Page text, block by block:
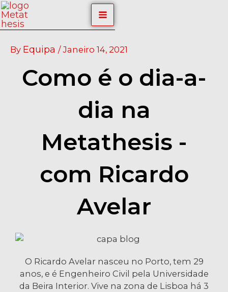
Skip
to
content
MAIN
MENU
By Equipa /Janeiro 14, 2021
Como é o dia-a-
dia na
Metathesis -
com Ricardo
Avelar
O Ricardo Avelar nasceu no Porto, tem 29
anos, e é Engenheiro Civil pela Universidade
da Beira Interior. Vive na zona de Lisboa há 3
Post
navigation